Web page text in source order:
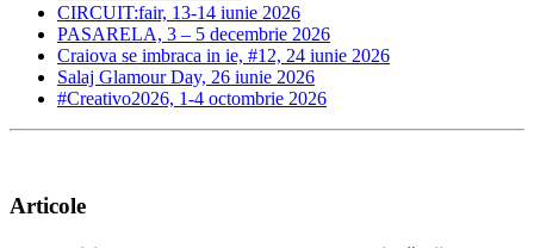
CIRCUIT:fair, 13-14 iunie 2026
PASARELA, 3 – 5 decembrie 2026
Craiova se imbraca in ie, #12, 24 iunie 2026
Salaj Glamour Day, 26 iunie 2026
#Creativo2026, 1-4 octombrie 2026
Articole